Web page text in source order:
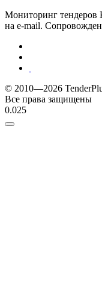
Мониторинг тендеров
на e-mail.
© 2010—2026
Все права защищены
0.025